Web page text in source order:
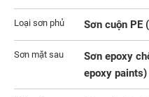
Loại sơn phủ Sơn cuộn PE
Sơn mặt sau
Sơn epoxy
epoxy paints)